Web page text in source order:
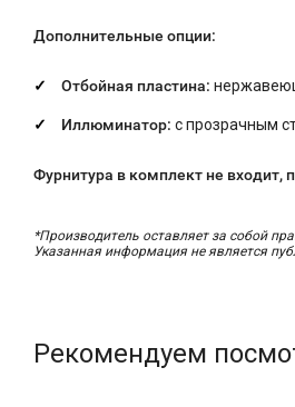
Дополнительные опции:
Отбойная пластина:
Иллюминатор: с прозрачным
Фурнитура в комплект не входит,
*Производитель оставляет за собой
Указанная информация не является
Рекомендуем